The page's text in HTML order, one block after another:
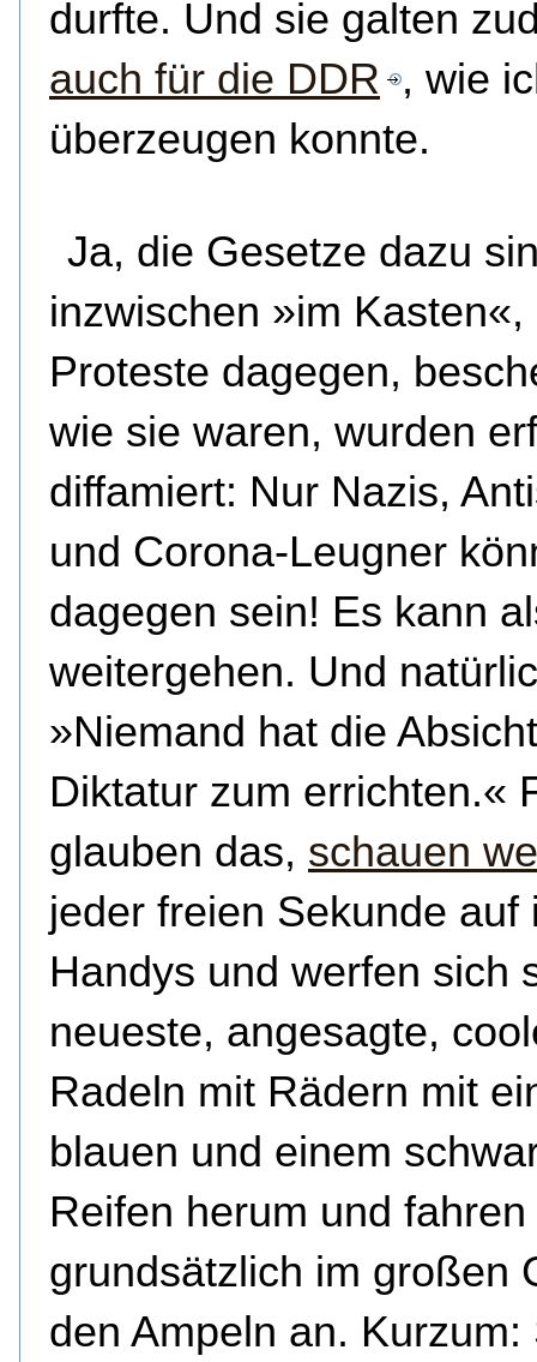
durfte. Und sie galten
auch für die DDR , wie
überzeugen konnte.
Ja, die Gesetze dazu
inzwischen »im Kasten«,
Proteste dagegen,
wie sie waren, wurden
diffamiert: Nur Nazis,
und Corona-Leugner
dagegen sein! Es kann
weitergehen. Und
»Niemand hat die
Diktatur zum errichten.«
glauben das, schauen
jeder freien Sekunde auf
Handys und werfen sich
neueste, angesagte,
Radeln mit Rädern mit
blauen und einem
Reifen herum und fahren
grundsätzlich im großen
den Ampeln an. Kurzum: